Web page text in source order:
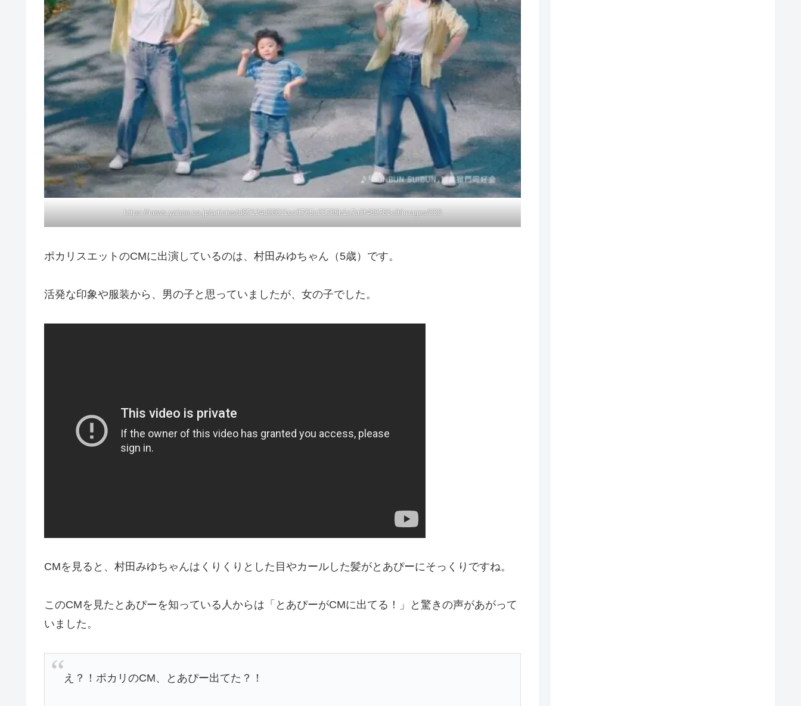
https://news.yahoo.co.jp/articles/d87124d98611ccff765c22769b1a7a3f489781e9/images/000
ポカリスエットのCMに出演しているのは、村田みゆちゃん（5歳）です。
活発な印象や服装から、男の子と思っていましたが、女の子でした。
CMを見ると、村田みゆちゃんはくりくりとした目やカールした髪がとあぴーにそっくりですね。
このCMを見たとあぴーを知っている人からは「とあぴーがCMに出てる！」と驚きの声があがって
いました。
え？！ポカリのCM、とあぴー出てた？！